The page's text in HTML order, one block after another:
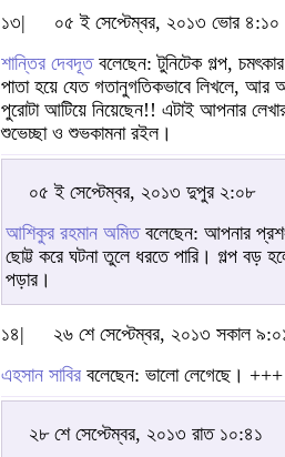
১৩|
০৫ ই সেপ্টেম্বর, ২০১৩ ভোর ৪:১০
শান্তির দেবদূতবলেছেন: টুনিটেক গল্প,
পাতা হয়ে যেত গতানুগতিকভাবে লিখলে, আর
পুরোটা আটিয়ে নিয়েছেন!! এটাই আপনার
শুভেচ্ছা ও শুভকামনা রইল।
০৫ ই সেপ্টেম্বর, ২০১৩ দুপুর ২:০৮
আশিকুর রহমান অমিতবলেছেন: আপনার
ছোট্ট করে ঘটনা তুলে ধরতে পারি। গল্প বড়
পড়ার।
১৪|
২৬ শে সেপ্টেম্বর, ২০১৩ সকাল
এহসান সাবির বলেছেন: ভালো লেগেছে। +++
২৮ শে সেপ্টেম্বর, ২০১৩ রাত ১০:৪১